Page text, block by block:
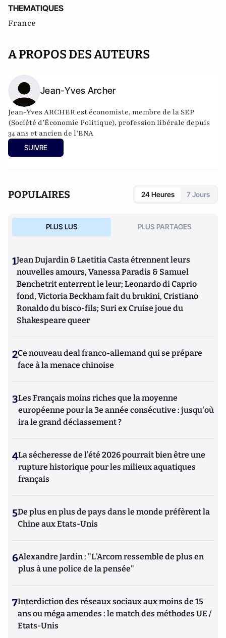
THEMATIQUES
France
A PROPOS DES AUTEURS
Jean-Yves Archer
Jean-Yves ARCHER est économiste, membre de la SEP
(Société d’Économie Politique), profession libérale depuis
34 ans et ancien de l’ENA
SUIVRE
POPULAIRES 24 Heures 7 Jours
PLUS LUS PLUS PARTAGES
1Jean Dujardin & Laetitia Casta étrennent leurs
nouvelles amours, Vanessa Paradis & Samuel
Benchetrit enterrent le leur; Leonardo di Caprio
fond, Victoria Beckham fait du brukini, Cristiano
Ronaldo du bisco-fils; Suri ex Cruise joue du
Shakespeare queer
2Ce nouveau deal franco-allemand qui se prépare
face à la menace chinoise
3Les Français moins riches que la moyenne
européenne pour la 3e année consécutive : jusqu'où
ira le grand déclassement ?
4La sécheresse de l’été 2026 pourrait bien être une
rupture historique pour les milieux aquatiques
français
5De plus en plus de pays dans le monde préfèrent la
Chine aux Etats-Unis
6Alexandre Jardin : "L'Arcom ressemble de plus en
plus à une police de la pensée"
7Interdiction des réseaux sociaux aux moins de 15
ans ou méga amendes : le match des méthodes UE /
Etats-Unis